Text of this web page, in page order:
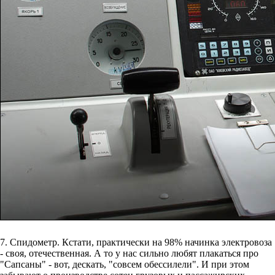
7. Спидометр. Кстати, практически на 98% начинка электровоза
- своя, отечественная. А то у нас сильно любят плакаться про
"Сапсаны" - вот, дескать, "совсем обессилели". И при этом